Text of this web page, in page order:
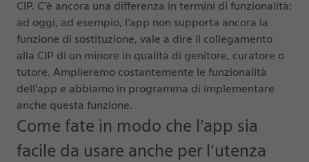
CIP. C’è ancora una differenza in termini di funzionalità:
ad oggi, ad esempio, l’app non supporta ancora la
funzione di sostituzione, vale a dire il collegamento
alla CIP di un minore in qualità di genitore, curatore o
tutore. Amplieremo costantemente le funzionalità
dell’app e abbiamo in programma di implementare
anche questa funzione.
Come fate in modo che l’app sia
facile da usare anche per l’utenza